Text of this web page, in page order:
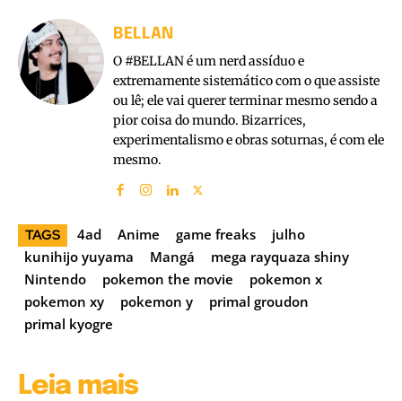
BELLAN
O #BELLAN é um nerd assíduo e
extremamente sistemático com o que assiste
ou lê; ele vai querer terminar mesmo sendo a
pior coisa do mundo. Bizarrices,
experimentalismo e obras soturnas, é com ele
mesmo.
TAGS 4ad Anime game freaks
julho
kunihijo yuyama
Mangá
mega rayquaza shiny
Nintendo
pokemon the movie
pokemon x
pokemon xy
pokemon y
primal groudon
primal kyogre
Leia mais